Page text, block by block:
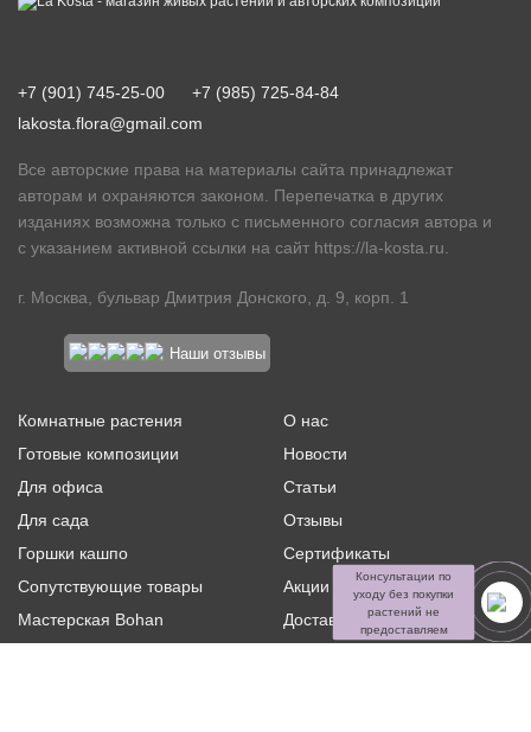
+7 (901) 745-25-00
+7 (985) 725-84-84
lakosta.flora@gmail.com
Все авторские права на материалы сайта принадлежат
авторам и охраняются законом. Перепечатка в других
изданиях возможна только с письменного согласия автора и
с указанием активной ссылки на сайт https://la-kosta.ru
г. Москва, бульвар Дмитрия Донского, д. 9, корп. 1
Наши отзывы
Комнатные растения
Готовые композиции
Для офиса
Для сада
Горшки кашпо
Сопутствующие товары
Мастерская Bohan
О нас
Новости
Статьи
Отзывы
Сертификаты
Акции и скидки
Доставка и оплата
Консультации по
уходу без покупки
растений не
предоставляем